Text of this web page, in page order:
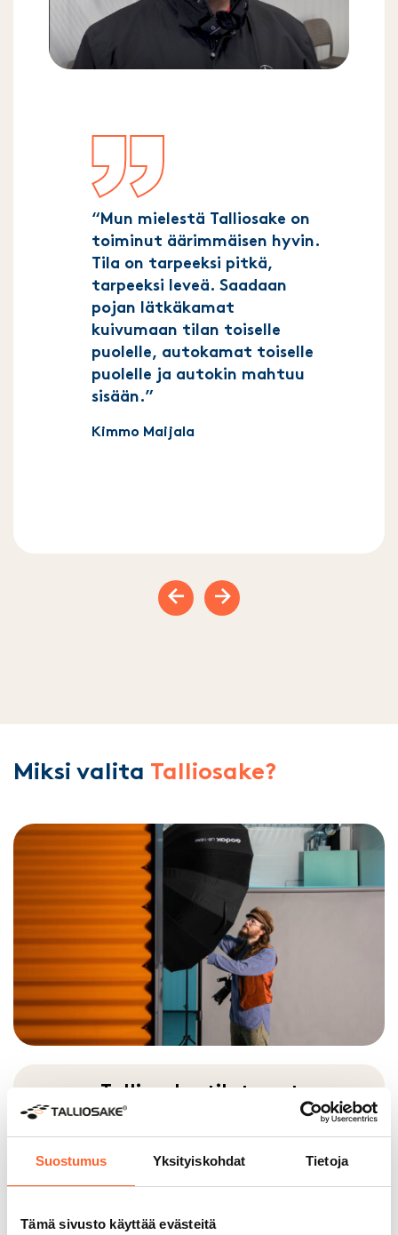
Suostumus Yksityiskohdat Tietoja
Tämä sivusto käyttää evästeitä
“Mun mielestä Talliosake on
toiminut äärimmäisen hyvin.
Tila on tarpeeksi pitkä,
tarpeeksi leveä. Saadaan
pojan lätkäkamat
kuivumaan tilan toiselle
puolelle, autokamat toiselle
puolelle ja autokin mahtuu
sisään.”
Kimmo Maijala
Previous slide
Next slide
Miksi valita Talliosake?
Talliosake-tilat ovat
muunneltavia
monenlaiseen käyttöön. Jo lähes 6500
asiakastamme ovat löytäneet
harrastaa, puuhastella ja työskennellä.